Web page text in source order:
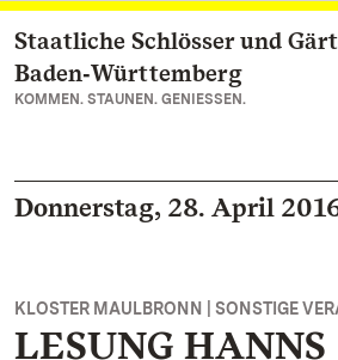
Zum Hauptinhalt springen
Staatliche Schlösser und
Baden‑Württemberg
KOMMEN. STAUNEN. GENIESSEN.
Donnerstag, 28. April
KLOSTER MAULBRONN | SONSTIGE
LESUNG HANNS